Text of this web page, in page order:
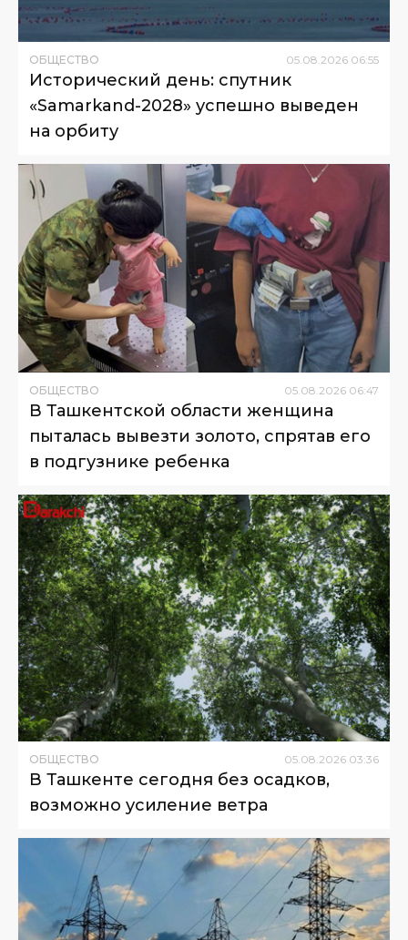
ОБЩЕСТВО 05 08 2026 06:55
Исторический день: спутник
«Samarkand-2028» успешно выведен
на орбиту
ОБЩЕСТВО 05.08.2026 06:47
В Ташкентской области женщина
пыталась вывезти золото, спрятав его
в подгузнике ребенка
ОБЩЕСТВО 05.08.2026 03:36
В Ташкенте сегодня без осадков,
возможно усиление ветра